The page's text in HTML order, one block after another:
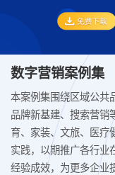
数字营销案例集
本案例集围绕区域公共
品牌新基建、搜索营销
育、家装、文旅、医疗
实践，以期推广各行业
经验成效，为更多企业